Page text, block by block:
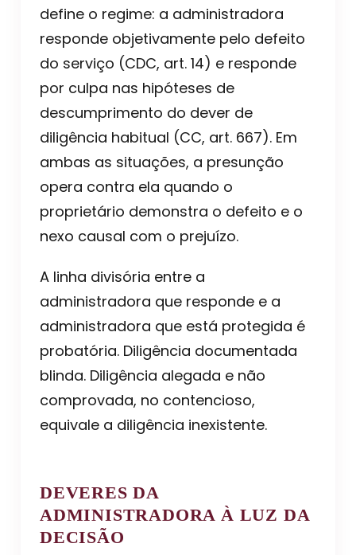
define o regime: a administradora
responde objetivamente pelo defeito
do serviço (CDC, art. 14) e responde
por culpa nas hipóteses de
descumprimento do dever de
diligência habitual (CC, art. 667). Em
ambas as situações, a presunção
opera contra ela quando o
proprietário demonstra o defeito e o
nexo causal com o prejuízo.
A linha divisória entre a
administradora que responde e a
administradora que está protegida é
probatória. Diligência documentada
blinda. Diligência alegada e não
comprovada, no contencioso,
equivale a diligência inexistente.
DEVERES DA
ADMINISTRADORA À LUZ DA
DECISÃO